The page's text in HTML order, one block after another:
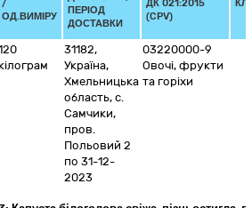
/
ОД.ВИМІРУ
ПЕРІОД
ДОСТАВКИ
ДК 021:2015
(CPV)
кілограм
31182,
Україна,
Хмельницька
область, с.
Самчики,
пров.
Польовий 2
по 31-12-
2023
03220000-9
Овочі, фрукти
та горіхи